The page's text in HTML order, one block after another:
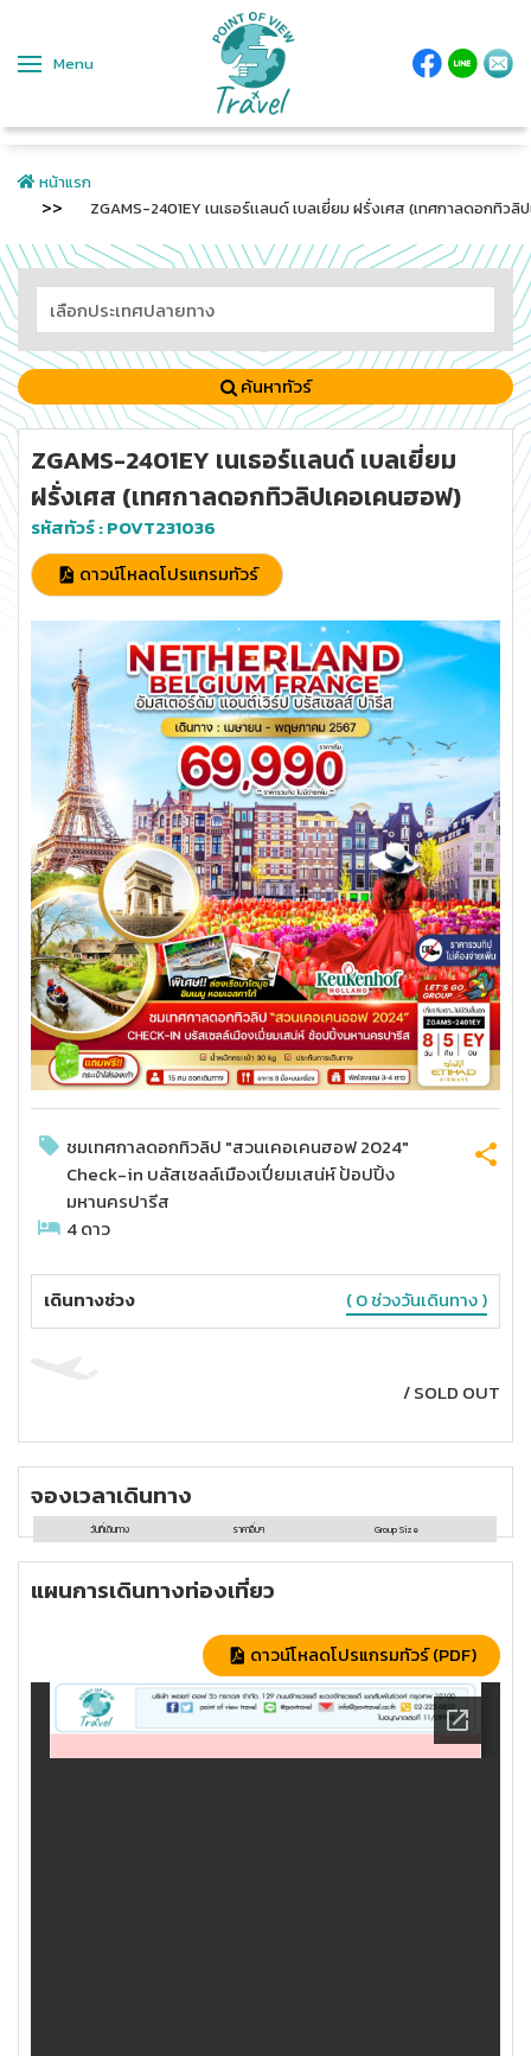
Menu
หน้าแรก
ZGAMS-2401EY เนเธอร์เเลนด์ เบลเยี่ยม ฝรั่งเศส (เทศกาลดอกทิวลิ
ค้นหาทัวร์
ZGAMS-2401EY เนเธอร์เเลนด์ เบลเยี่ยม
ฝรั่งเศส (เทศกาลดอกทิวลิปเคอเคนฮอฟ)
รหัสทัวร์ :POVT231036
ดาวน์โหลดโปรแกรมทัวร์
ชมเทศกาลดอกทิวลิป "สวนเคอเคนฮอฟ 2024"
Check-in บลัสเซลล์เมืองเปี่ยมเสน่ห์ ป้อปปิ้ง
มหานครปารีส
4ดาว
เดินทางช่วง ( 0 ช่วงวันเดินทาง )
/SOLD OUT
จองเวลาเดินทาง
วันที่เดินทาง ราคาอื่นๆ Group Size
แผนการเดินทางท่องเที่ยว
ดาวน์โหลดโปรแกรมทัวร์ (PDF)